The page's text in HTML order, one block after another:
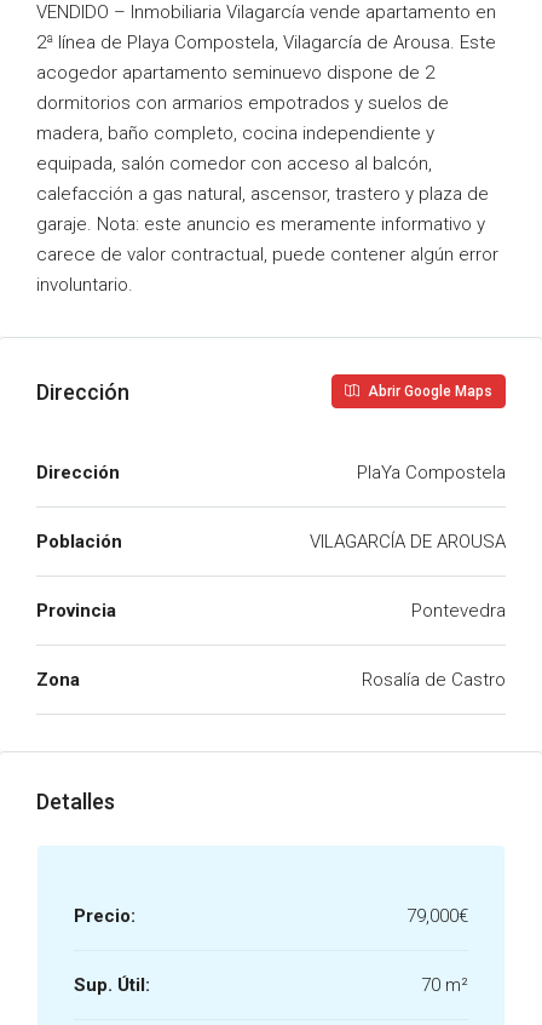
VENDIDO – Inmobiliaria Vilagarcía vende apartamento en
2ª línea de Playa Compostela, Vilagarcía de Arousa. Este
acogedor apartamento seminuevo dispone de 2
dormitorios con armarios empotrados y suelos de
madera, baño completo, cocina independiente y
equipada, salón comedor con acceso al balcón,
calefacción a gas natural, ascensor, trastero y plaza de
garaje. Nota: este anuncio es meramente informativo y
carece de valor contractual, puede contener algún error
involuntario.
Dirección Abrir Google Maps
Dirección PlaYa Compostela
Población VILAGARCÍA DE AROUSA
Provincia Pontevedra
Zona Rosalía de Castro
Detalles
Precio: 79,000€
Sup. Útil: 70 m²